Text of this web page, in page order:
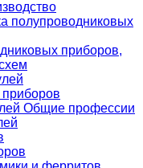
полупроводниковых
приборов,
Общие профессии